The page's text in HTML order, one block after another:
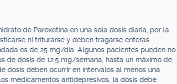
de Paroxetina en una sola dosis diaria, por la
ni triturarse y deben tragarse enteras.
es de 25 mg/día. Algunos pacientes pueden no
de dosis de 12.5 mg/semana, hasta un máximo de
dosis deben ocurrir en intervalos al menos una
medicamentos antidepresivos, la dosis debe